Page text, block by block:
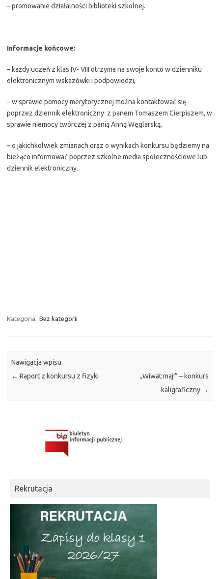
– promowanie działalności biblioteki szkolnej.
Informacje końcowe:
– każdy uczeń z klas IV- VIII otrzyma na swoje konto w dzienniku
elektronicznym wskazówki i podpowiedzi,
– w sprawie pomocy merytorycznej można kontaktować się
poprzez dziennik elektroniczny z panem Tomaszem Cierpiszem, w
sprawie niemocy twórczej z panią Anną Węglarską,
– o jakichkolwiek zmianach oraz o wynikach konkursu będziemy na
bieżąco informować poprzez szkolne media społecznościowe lub
dziennik elektroniczny.
Kategoria: Bez kategorii
Nawigacja wpisu
← Raport z konkursu z fizyki
„Wiwat maj!” – konkurs
kaligraficzny →
Rekrutacja